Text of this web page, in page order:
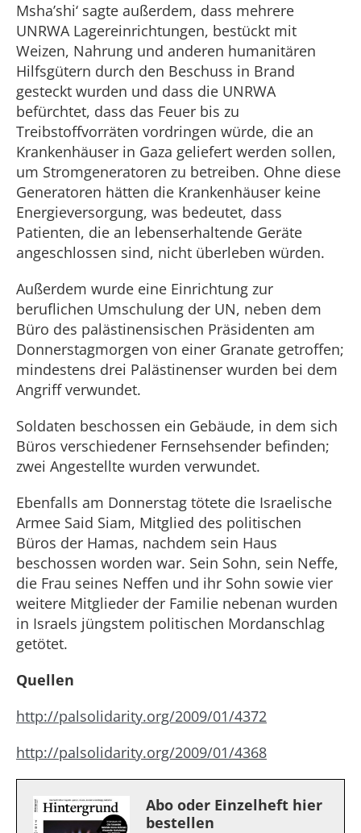
Msha’shi‘ sagte außerdem, dass mehrere
UNRWA Lagereinrichtungen, bestückt mit
Weizen, Nahrung und anderen humanitären
Hilfsgütern durch den Beschuss in Brand
gesteckt wurden und dass die UNRWA
befürchtet, dass das Feuer bis zu
Treibstoffvorräten vordringen würde, die an
Krankenhäuser in Gaza geliefert werden sollen,
um Stromgeneratoren zu betreiben. Ohne diese
Generatoren hätten die Krankenhäuser keine
Energieversorgung, was bedeutet, dass
Patienten, die an lebenserhaltende Geräte
angeschlossen sind, nicht überleben würden.
Außerdem wurde eine Einrichtung zur
beruflichen Umschulung der UN, neben dem
Büro des palästinensischen Präsidenten am
Donnerstagmorgen von einer Granate getroffen;
mindestens drei Palästinenser wurden bei dem
Angriff verwundet.
Soldaten beschossen ein Gebäude, in dem sich
Büros verschiedener Fernsehsender befinden;
zwei Angestellte wurden verwundet.
Ebenfalls am Donnerstag tötete die Israelische
Armee Said Siam, Mitglied des politischen
Büros der Hamas, nachdem sein Haus
beschossen worden war. Sein Sohn, sein Neffe,
die Frau seines Neffen und ihr Sohn sowie vier
weitere Mitglieder der Familie nebenan wurden
in Israels jüngstem politischen Mordanschlag
getötet.
Quellen
http://palsolidarity.org/2009/01/4372
http://palsolidarity.org/2009/01/4368
Abo oder Einzelheft hier
bestellen